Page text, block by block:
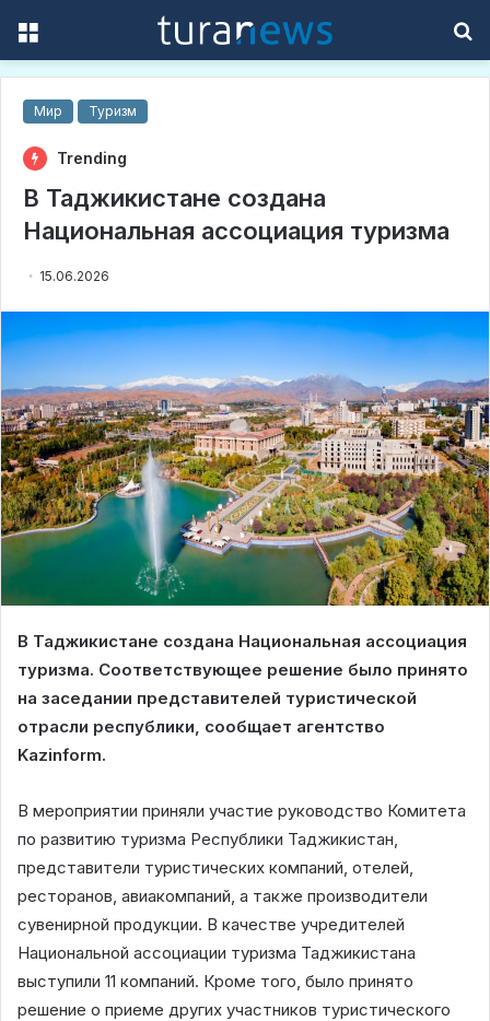
Мир Туризм
Trending
В Таджикистане создана
Национальная ассоциация туризма
15.06.2026
В Таджикистане создана Национальная ассоциация
туризма. Соответствующее решение было принято
на заседании представителей туристической
отрасли республики, сообщает агентство
Kazinform.
В мероприятии приняли участие руководство Комитета
по развитию туризма Республики Таджикистан,
представители туристических компаний, отелей,
ресторанов, авиакомпаний, а также производители
сувенирной продукции. В качестве учредителей
Национальной ассоциации туризма Таджикистана
выступили 11 компаний. Кроме того, было принято
решение о приеме других участников туристического